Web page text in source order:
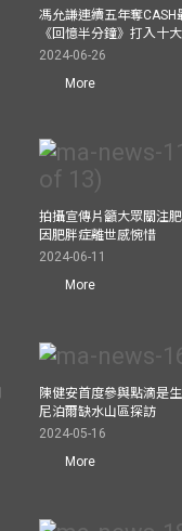
馮允謙連續五年奪
《回憶半分鐘》打入十
2024-06-26
More
拍攝宣傳片籲大眾關注
因肥胖症離世感惋惜
2024-06-11
More
陳健安首度參與點滴是
尼泊爾缺水山區探訪
2024-05-16
More